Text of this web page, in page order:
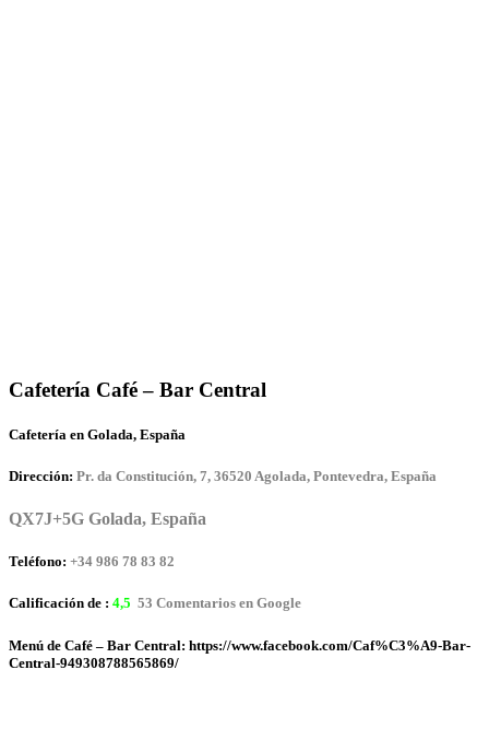
Cafetería Café – Bar Central
Cafetería en Golada, España
Dirección: Pr. da Constitución, 7, 36520 Agolada, Pontevedra, España
QX7J+5G Golada, España
Teléfono: +34 986 78 83 82
Calificación de : 4,5 53 Comentarios en Google
Menú de Café – Bar Central: https://www.facebook.com/Caf%C3%A9-Bar-
Central-949308788565869/